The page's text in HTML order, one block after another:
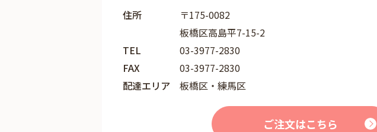
住所
〒175-0082
板橋区高島平7-15-2
TEL
03-3977-2830
FAX
03-3977-2830
配達エリア
板橋区・練馬区
ご注文はこちら